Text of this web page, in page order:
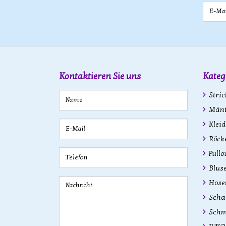
Kontaktieren Sie uns